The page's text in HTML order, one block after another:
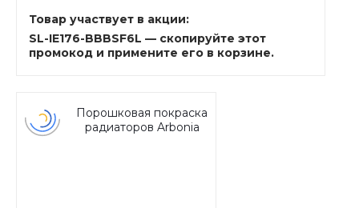
Товар участвует в акции:
SL-IE176-BBBSF6L — скопируйте этот
промокод и примените его в корзине.
Порошковая покраска
радиаторов Arbonia